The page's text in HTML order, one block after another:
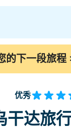
安道尔
波斯尼亚和黑塞哥维
欧洲
的下一段旅程
优秀
干达旅